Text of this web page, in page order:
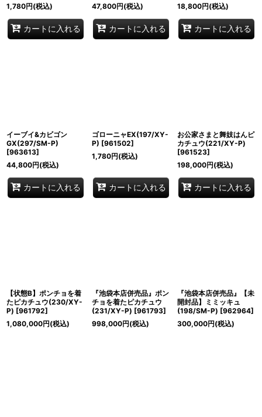
1,780円(税込)
カートに入れる
47,800円(税込)
カートに入れる
18,800円(税込)
カートに入れる
イーブイ&カビゴン
GX(297/SM-P)
[963613]
44,800円(税込)
カートに入れる
ゴローニャEX(197/XY-
P) [961502]
1,780円(税込)
カートに入れる
お公家さまと舞妓はんピ
カチュウ(221/XY-P)
[961523]
198,000円(税込)
カートに入れる
【状態B】ポンチョを着
たピカチュウ(230/XY-
P) [961792]
1,080,000円(税込)
『池袋本店併売品』ポン
チョを着たピカチュウ
(231/XY-P) [961793]
998,000円(税込)
『池袋本店併売品』【未
開封品】ミミッキュ
(198/SM-P) [962964]
300,000円(税込)